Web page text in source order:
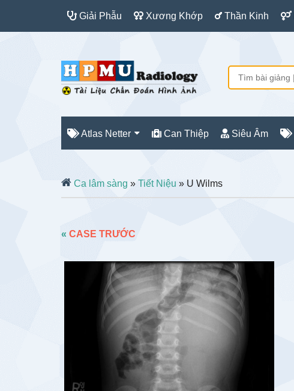
Giải Phẫu Xương Khớp Thần Kinh
Atlas Netter Can Thiệp Siêu Âm
Ca lâm sàng » Tiết Niệu » U Wilms
« CASE TRƯỚC